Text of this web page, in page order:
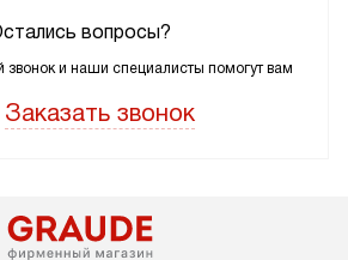
вопросы?
звонок и наши специалисты помогут вам
Заказать звонок